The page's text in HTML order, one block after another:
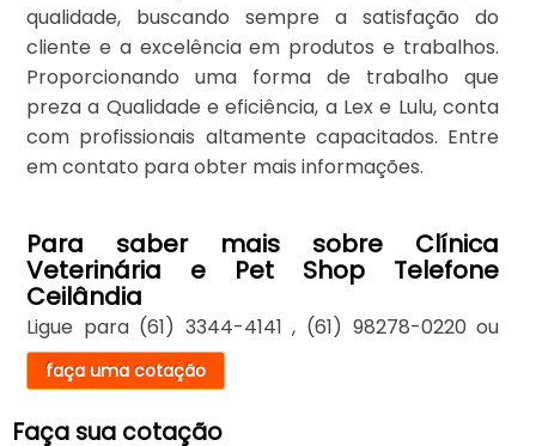
qualidade, buscando sempre a satisfação do
cliente e a excelência em produtos e trabalhos.
Proporcionando uma forma de trabalho que
preza a Qualidade e eficiência, a Lex e Lulu, conta
com profissionais altamente capacitados. Entre
em contato para obter mais informações.
Para saber mais sobre Clínica
Veterinária e Pet Shop Telefone
Ceilândia
Ligue para (61) 3344-4141 , (61) 98278-0220 ou
faça uma cotação
Faça sua cotação